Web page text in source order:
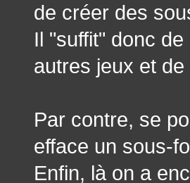
de créer des
Il "suffit" donc
autres jeux et
Par contre, se
efface un sous-
Enfin, là on a